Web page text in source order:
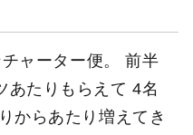
ャーター便。 前半
あたりもらえて 4名
からあたり増えてき